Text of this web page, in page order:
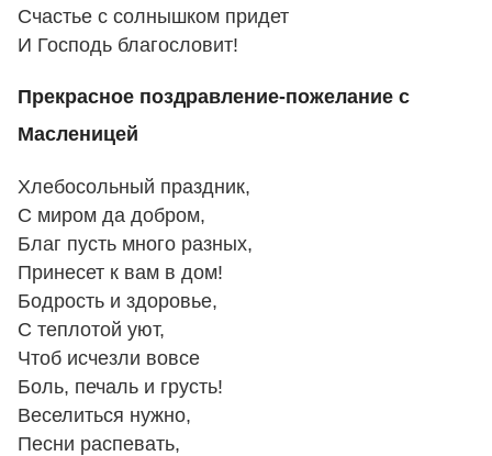
Счастье с солнышком придет
И Господь благословит!
Прекрасное поздравление-пожелание с
Масленицей
Хлебосольный праздник,
С миром да добром,
Благ пусть много разных,
Принесет к вам в дом!
Бодрость и здоровье,
С теплотой уют,
Чтоб исчезли вовсе
Боль, печаль и грусть!
Веселиться нужно,
Песни распевать,